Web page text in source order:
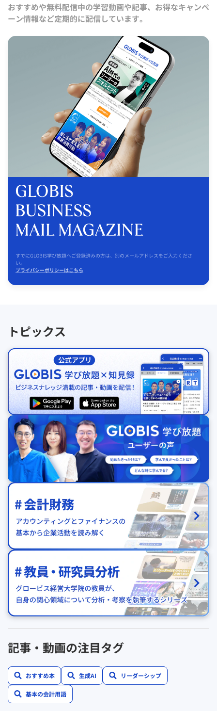
おすすめや無料配信中の学習動画や記事、お得なキャンペ
ーン情報など定期的に配信しています。
すでにGLOBIS学び放題へご登録済みの方は、別のメールアドレスをご入力くださ
い。
プライバシーポリシーはこちら
トピックス
記事・動画の注目タグ
おすすめ本 生成AI リーダーシップ
基本の会計用語